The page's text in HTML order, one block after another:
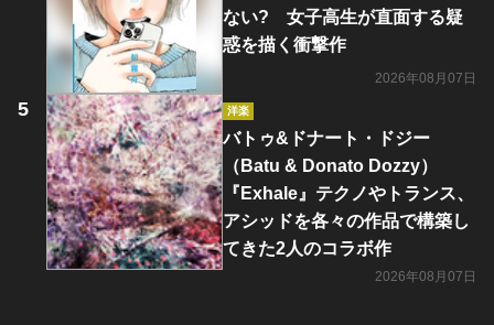
ない? 女子高生が直面する疑
惑を描く衝撃作
2026年08月07日
洋楽
バトゥ&ドナート・ドジー
（Batu & Donato Dozzy）
『Exhale』テクノやトランス、
アシッドを各々の作品で構築し
てきた2人のコラボ作
2026年08月07日